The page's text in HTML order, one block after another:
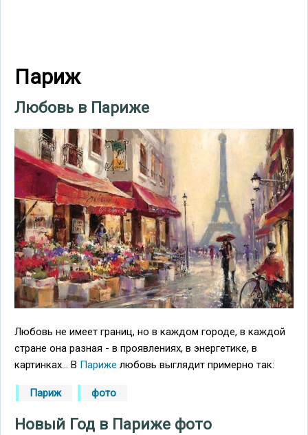
Париж
Любовь в Париже
Любовь не имеет границ, но в каждом городе, в каждой
стране она разная - в проявлениях, в энергетике, в
картинках... В Париже любовь выглядит примерно так:
Париж фото
Новый Год в Париже фото